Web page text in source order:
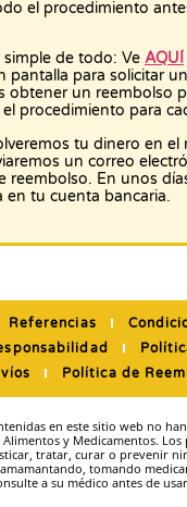
el procedimiento
simple de todo: Ve AQUÍ
pantalla para solicitar
obtener un reembolso
procedimiento para
tu dinero en el
un correo
reembolso. En unos
en tu cuenta bancaria.
Referencias
Política de
en este sitio web no
y Medicamentos.
tratar, curar o prevenir
tomando
a su médico antes de